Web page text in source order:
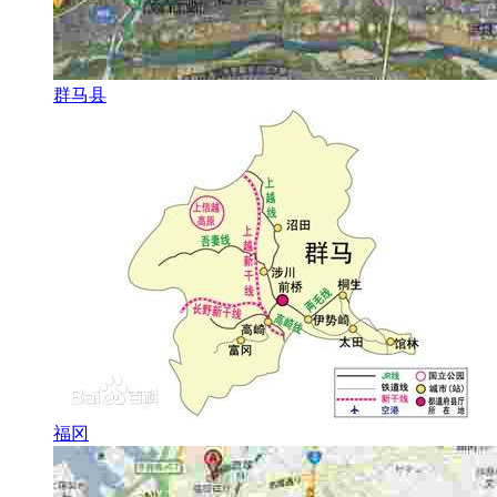
群马县
福冈